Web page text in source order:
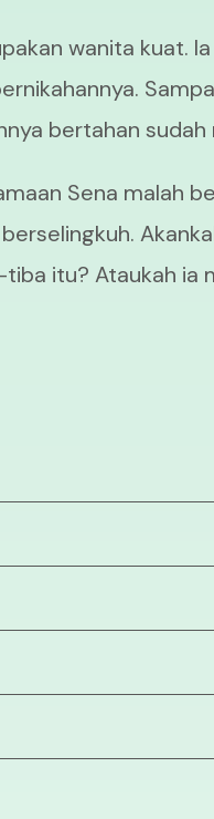
wanita kuat.
bertahan
Sena malah
itu? Ataukah ia